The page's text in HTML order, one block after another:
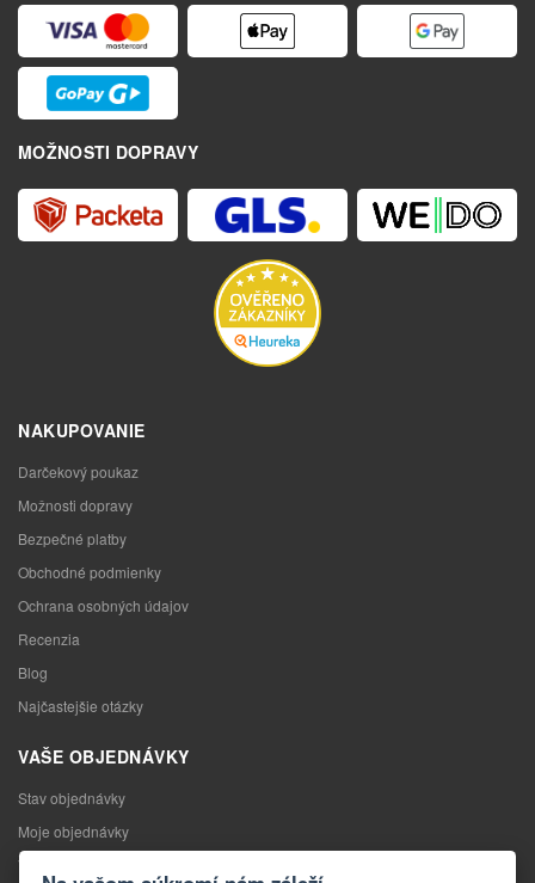
MOŽNOSTI DOPRAVY
NAKUPOVANIE
Darčekový poukaz
Možnosti dopravy
Bezpečné platby
Obchodné podmienky
Ochrana osobných údajov
Recenzia
Blog
Najčastejšie otázky
VAŠE OBJEDNÁVKY
Stav objednávky
Moje objednávky
Výmena tovaru